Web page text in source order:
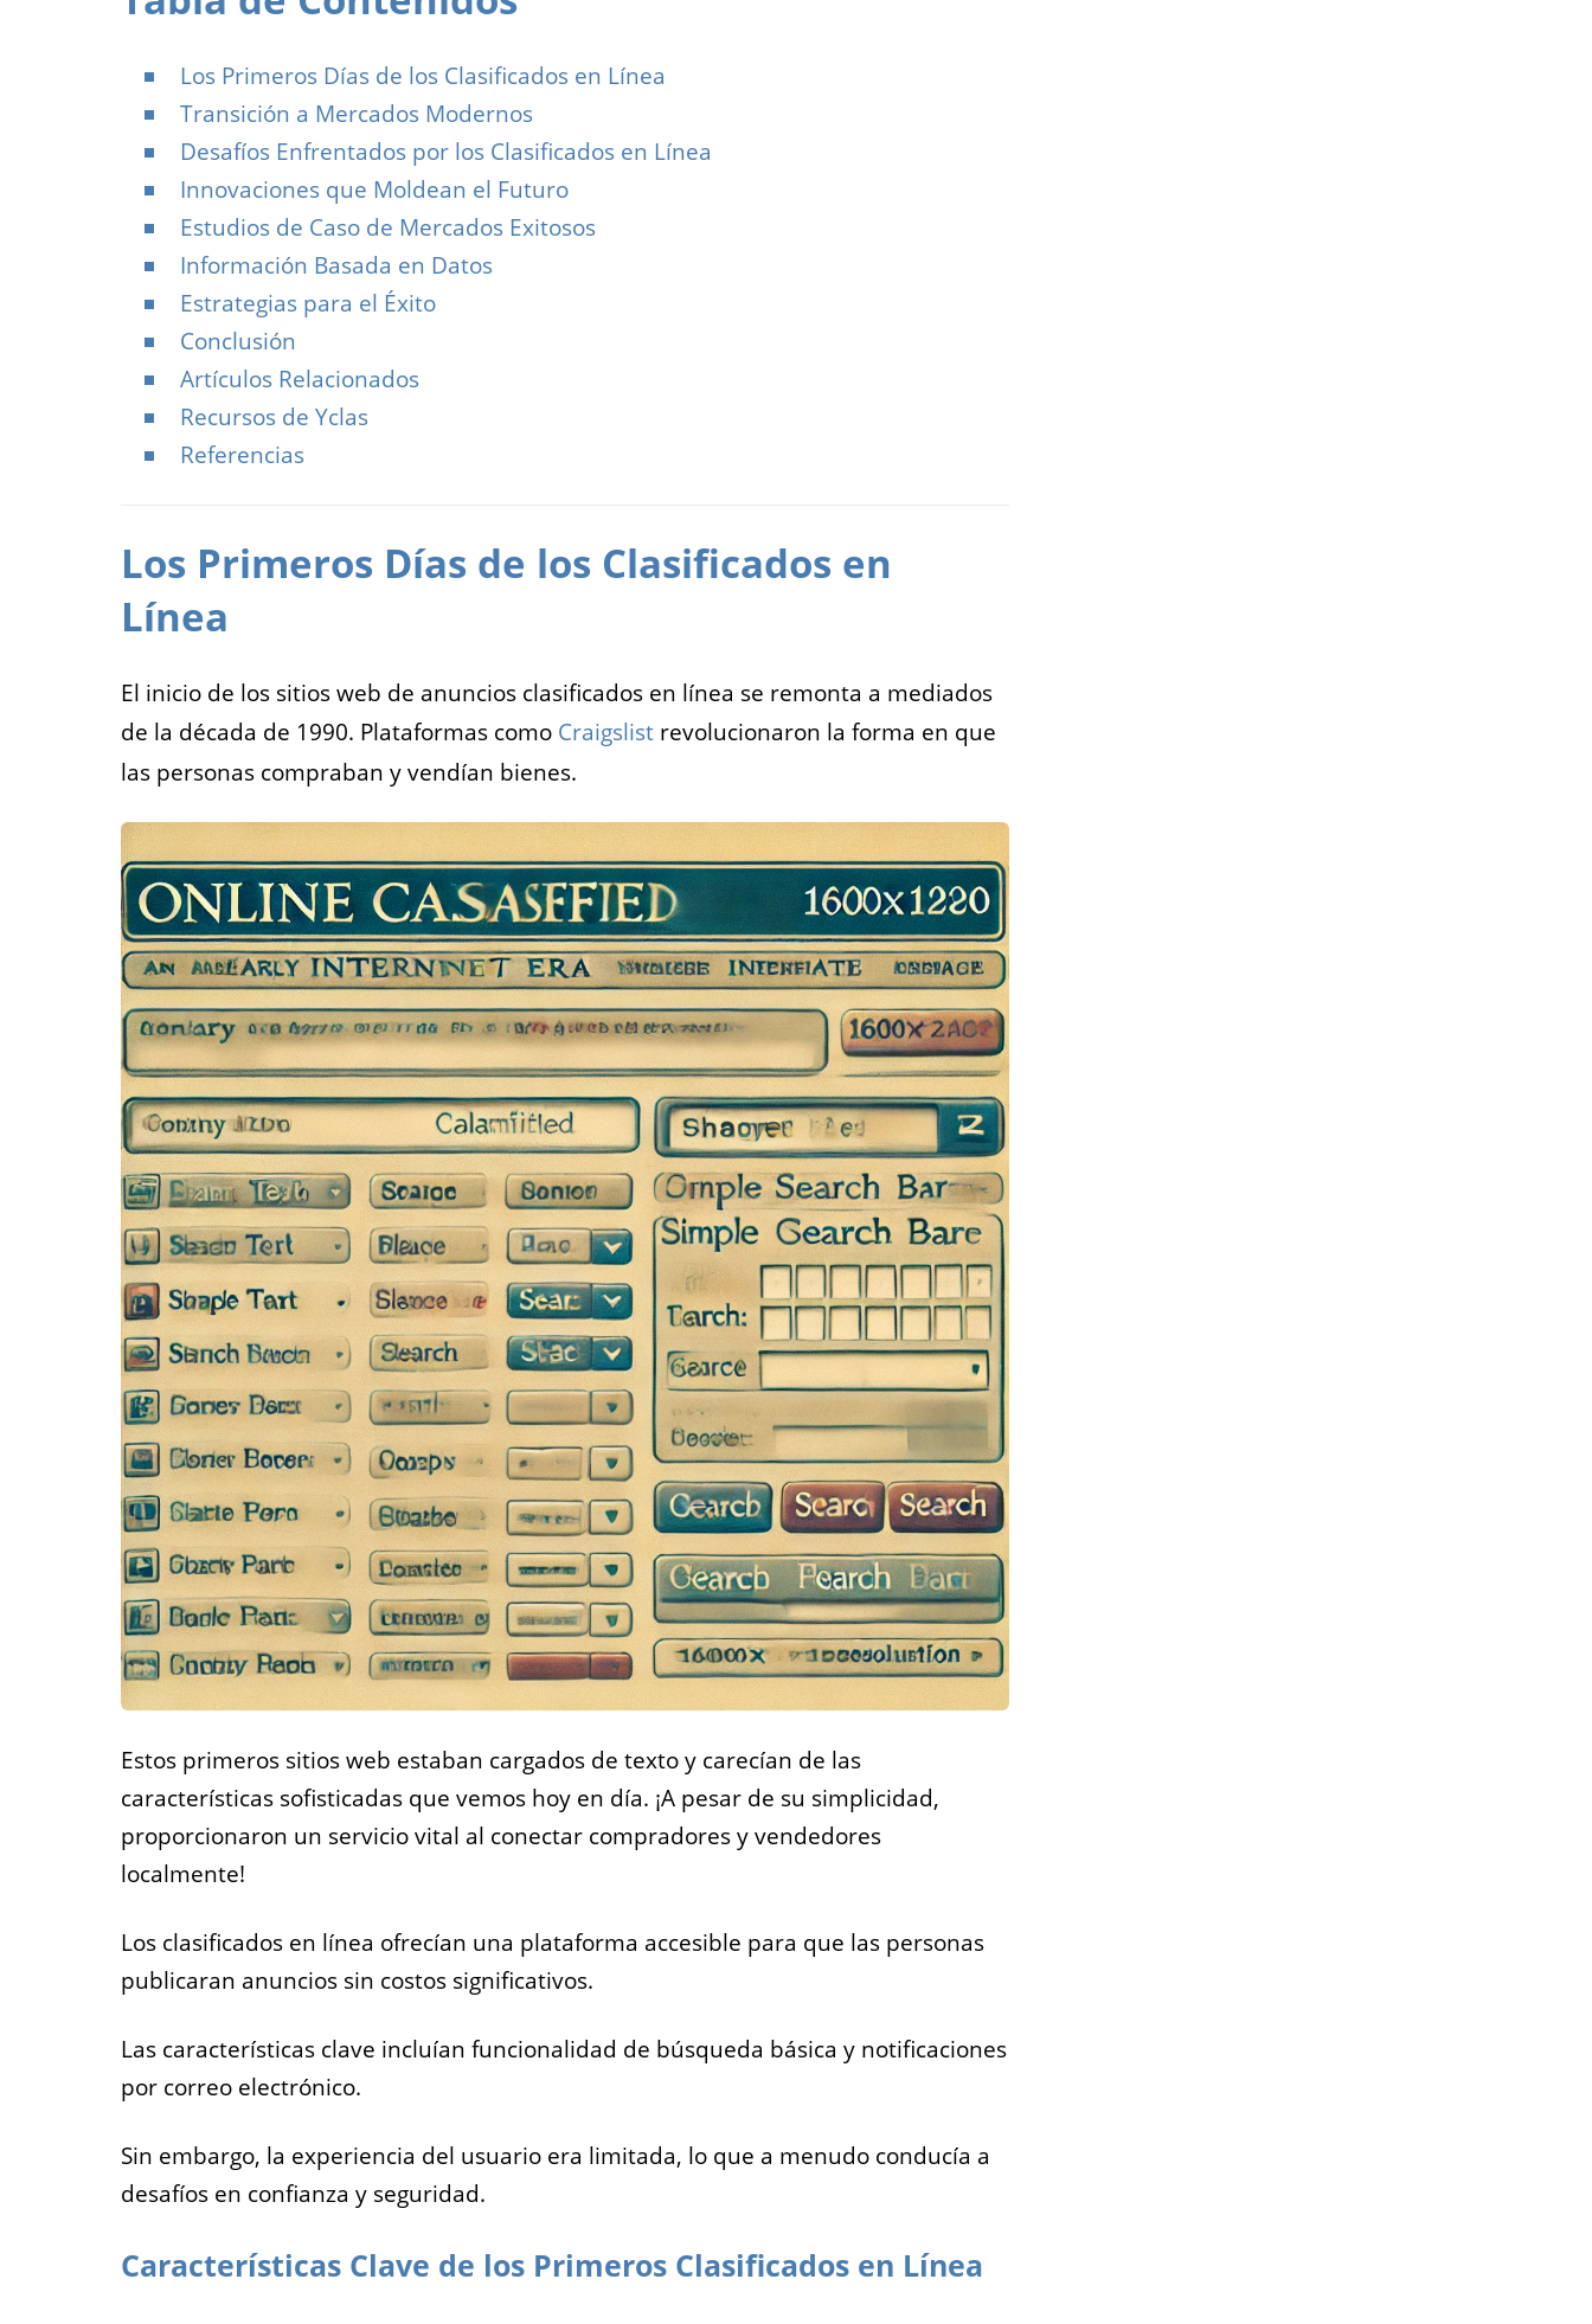
Los Primeros Días de los Clasificados en Línea
Transición a Mercados Modernos
Desafíos Enfrentados por los Clasificados en Línea
Innovaciones que Moldean el Futuro
Estudios de Caso de Mercados Exitosos
Información Basada en Datos
Estrategias para el Éxito
Conclusión
Artículos Relacionados
Recursos de Yclas
Referencias
Los Primeros Días de los Clasificados en
Línea
El inicio de los sitios web de anuncios clasificados en línea se remonta a mediados
de la década de 1990. Plataformas como Craigslist revolucionaron la forma en que
las personas compraban y vendían bienes.
Estos primeros sitios web estaban cargados de texto y carecían de las
características sofisticadas que vemos hoy en día. ¡A pesar de su simplicidad,
proporcionaron un servicio vital al conectar compradores y vendedores
localmente!
Los clasificados en línea ofrecían una plataforma accesible para que las personas
publicaran anuncios sin costos significativos.
Las características clave incluían funcionalidad de búsqueda básica y notificaciones
por correo electrónico.
Sin embargo, la experiencia del usuario era limitada, lo que a menudo conducía a
desafíos en confianza y seguridad.
Características Clave de los Primeros Clasificados en Línea